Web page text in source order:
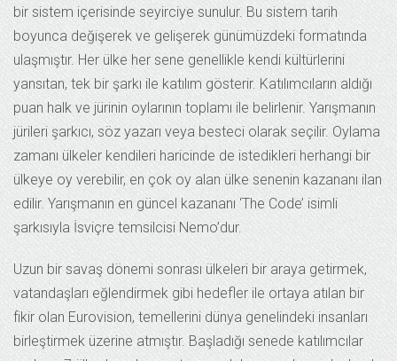
bir sistem içerisinde seyirciye sunulur. Bu sistem tarih
boyunca değişerek ve gelişerek günümüzdeki formatında
ulaşmıştır. Her ülke her sene genellikle kendi kültürlerini
yansıtan, tek bir şarkı ile katılım gösterir. Katılımcıların aldığı
puan halk ve jürinin oylarının toplamı ile belirlenir. Yarışmanın
jürileri şarkıcı, söz yazarı veya besteci olarak seçilir. Oylama
zamanı ülkeler kendileri haricinde de istedikleri herhangi bir
ülkeye oy verebilir, en çok oy alan ülke senenin kazananı ilan
edilir. Yarışmanın en güncel kazananı ‘The Code’ isimli
şarkısıyla İsviçre temsilcisi Nemo’dur.
Uzun bir savaş dönemi sonrası ülkeleri bir araya getirmek,
vatandaşları eğlendirmek gibi hedefler ile ortaya atılan bir
fikir olan Eurovision, temellerini dünya genelindeki insanları
birleştirmek üzerine atmıştır. Başladığı senede katılımcılar